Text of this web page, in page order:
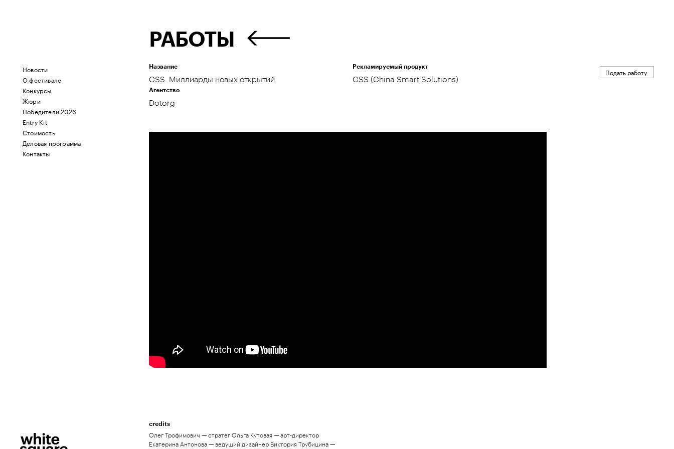
Новости
О фестивале
Конкурсы
Жюри
Победители 2026
Entry Kit
Стоимость
Деловая программа
Контакты
Подать работу
РАБОТЫ
Название
CSS. Миллиарды новых открытий
Рекламируемый продукт
CSS (China Smart Solutions)
Агентство
Dotorg
credits
Олег Трофимович — стратег Ольга Кутовая — арт-директор
Екатерина Антонова — ведущий дизайнер Виктория Трубицина —